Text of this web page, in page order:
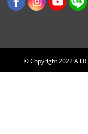
© Copyright 2022 All